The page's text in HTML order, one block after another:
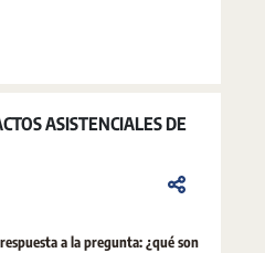
ASISTENCIALES DE
a la pregunta: ¿qué son